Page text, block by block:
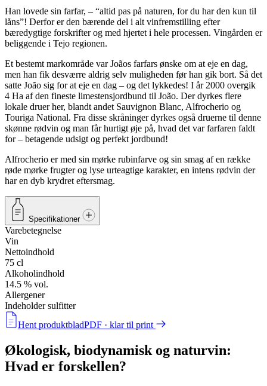
Han lovede sin farfar, – “altid pas på naturen, for du har den kun til
låns”! Derfor er den bærende del i alt vinfremstilling efter
bæredygtige forskrifter og med hjertet i hele processen. Vingården er
beliggende i Tejo regionen.
Et bestemt markområde var Joãos farfars ønske om at eje en dag,
men han fik desværre aldrig selv muligheden før han gik bort. Så det
satte João sig for at eje en dag – og det lykkedes! I år 2000 overgik
4 Ha af den fineste limestensjordbund til João. Der dyrkes flere
lokale druer her, blandt andet Sauvignon Blanc, Alfrocherio og
Touriga National. Fra disse skråninger dyrkes også druerne til denne
skønne rødvin og man får hurtigt øje på, hvad det var farfaren faldt
for – betagende udsigt og perfekt jordbund!
Alfrocherio er med sin mørke rubinfarve og sin smag af en række
røde mørke frugter og lyse urteagtige karakter, en intens rødvin der
har en dyb krydret eftersmag.
Specifikationer
Varebetegnelse
Vin
Nettoindhold
75 cl
Alkoholindhold
14.5 % vol.
Allergener
Indeholder sulfitter
Hent produktbladPDF · klar til print
Økologisk, biodynamisk og naturvin:
Hvad er forskellen?